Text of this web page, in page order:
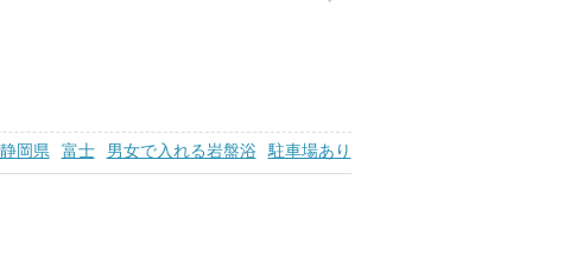
静岡県 富士 男女で入れる岩盤浴 駐車場あり